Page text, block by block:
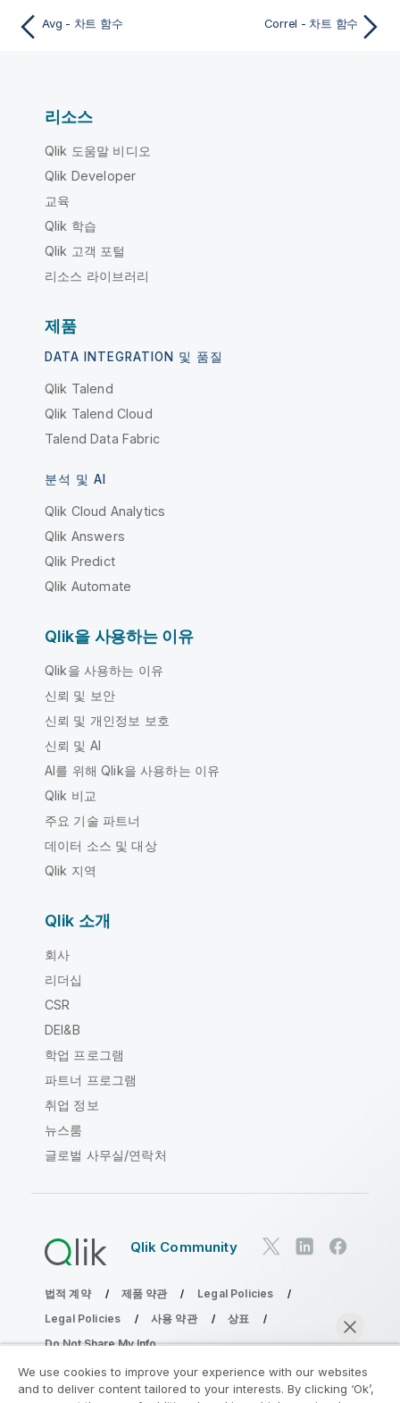
Avg - 차트 함수 Correl - 차트 함수
리소스
Qlik 도움말 비디오
Qlik Developer
교육
Qlik 학습
Qlik 고객 포털
리소스 라이브러리
제품
DATA INTEGRATION 및 품질
Qlik Talend
Qlik Talend Cloud
Talend Data Fabric
분석 및 AI
Qlik Cloud Analytics
Qlik Answers
Qlik Predict
Qlik Automate
Qlik을 사용하는 이유
Qlik을 사용하는 이유
신뢰 및 보안
신뢰 및 개인정보 보호
신뢰 및 AI
AI를 위해 Qlik을 사용하는 이유
Qlik 비교
주요 기술 파트너
데이터 소스 및 대상
Qlik 지역
Qlik 소개
회사
리더십
CSR
DEI&B
학업 프로그램
파트너 프로그램
취업 정보
뉴스룸
글로벌 사무실/연락처
Qlik Community
법적 계약 제품 약관
Legal Policies
Legal Policies
사용 약관
상표
Do Not Share My Info
Copyright © 1993-2026 QlikTech International AB. 무단 전재
및 복제를 금합니다.
We use cookies to improve your experience with our websites
and to deliver content tailored to your interests. By clicking ‘Ok’,